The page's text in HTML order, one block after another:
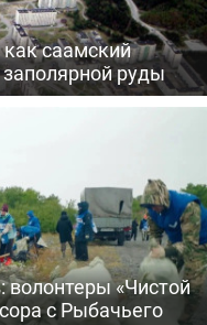
саамский
заполярной руды
волонтеры «Чистой
с Рыбачьего